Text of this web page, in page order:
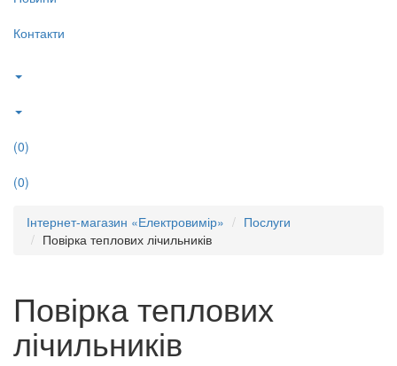
Контакти
(0)
(0)
Інтернет-магазин «Електровимір»
Послуги
Повірка теплових лічильників
Повірка теплових
лічильників